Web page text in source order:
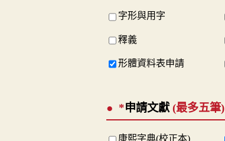
字形與用字
釋義
形體資料表申請
*申請文獻 (最多五筆)
康熙字典(校正本)